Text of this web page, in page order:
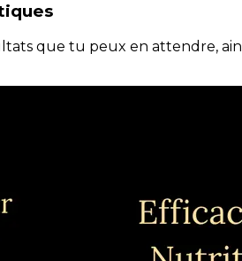
que tu peux en attendre,